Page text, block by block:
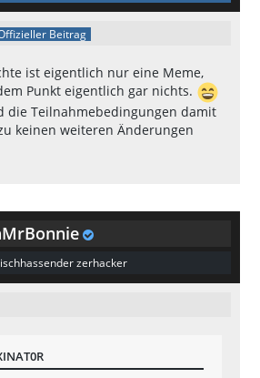
Beitrag
ist eigentlich nur eine Meme,
Punkt eigentlich gar nichts.
die Teilnahmebedingungen damit
keinen weiteren Änderungen
zerhacker